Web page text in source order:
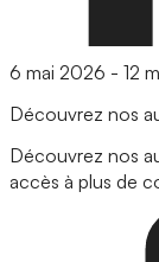
6 mai 2026 - 12
Découvrez nos
Découvrez nos
accès à plus de